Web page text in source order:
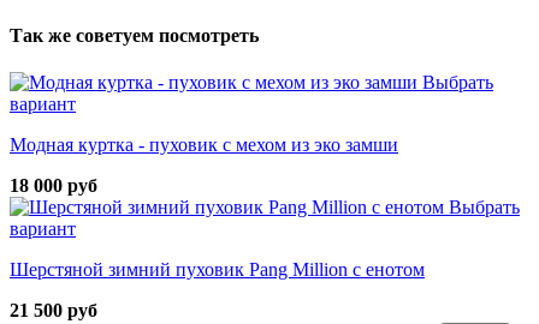
Так же советуем посмотреть
Выбрать
вариант
Модная куртка - пуховик с мехом из эко замши
18 000 руб
Выбрать
вариант
Шерстяной зимний пуховик Pang Million с енотом
21 500 руб